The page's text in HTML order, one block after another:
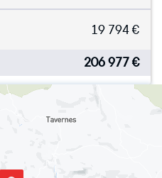
19 794€
206 977€